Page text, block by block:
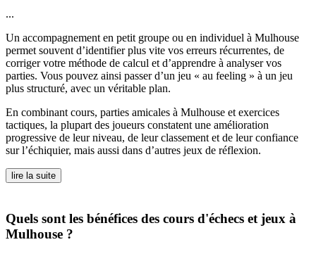
...
Un accompagnement en petit groupe ou en individuel à Mulhouse
permet souvent d’identifier plus vite vos erreurs récurrentes, de
corriger votre méthode de calcul et d’apprendre à analyser vos
parties. Vous pouvez ainsi passer d’un jeu « au feeling » à un jeu
plus structuré, avec un véritable plan.
En combinant cours, parties amicales à Mulhouse et exercices
tactiques, la plupart des joueurs constatent une amélioration
progressive de leur niveau, de leur classement et de leur confiance
sur l’échiquier, mais aussi dans d’autres jeux de réflexion.
lire la suite
Quels sont les bénéfices des cours d'échecs et jeux à
Mulhouse ?